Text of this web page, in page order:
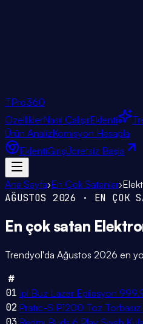
TPro360
ÖzelliklerNasıl ÇalışırEklenti
Ürün AnalizKomisyon Hesapla
EklentiGirişÜcretsiz Başla
Ana Sayfa›En Çok Satanlar›
AĞUSTOS 2026 · EN ÇOK
En çok satan
Trendyol'da Ağustos 2026 en
#
01 Ipl Buz Lazer Epilasyon
02 Pratıc-S P1200 Toz